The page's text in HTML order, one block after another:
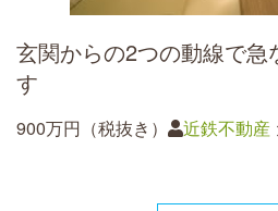
玄関からの2つの動線で急
す
900万円（税抜き） 近鉄不動産